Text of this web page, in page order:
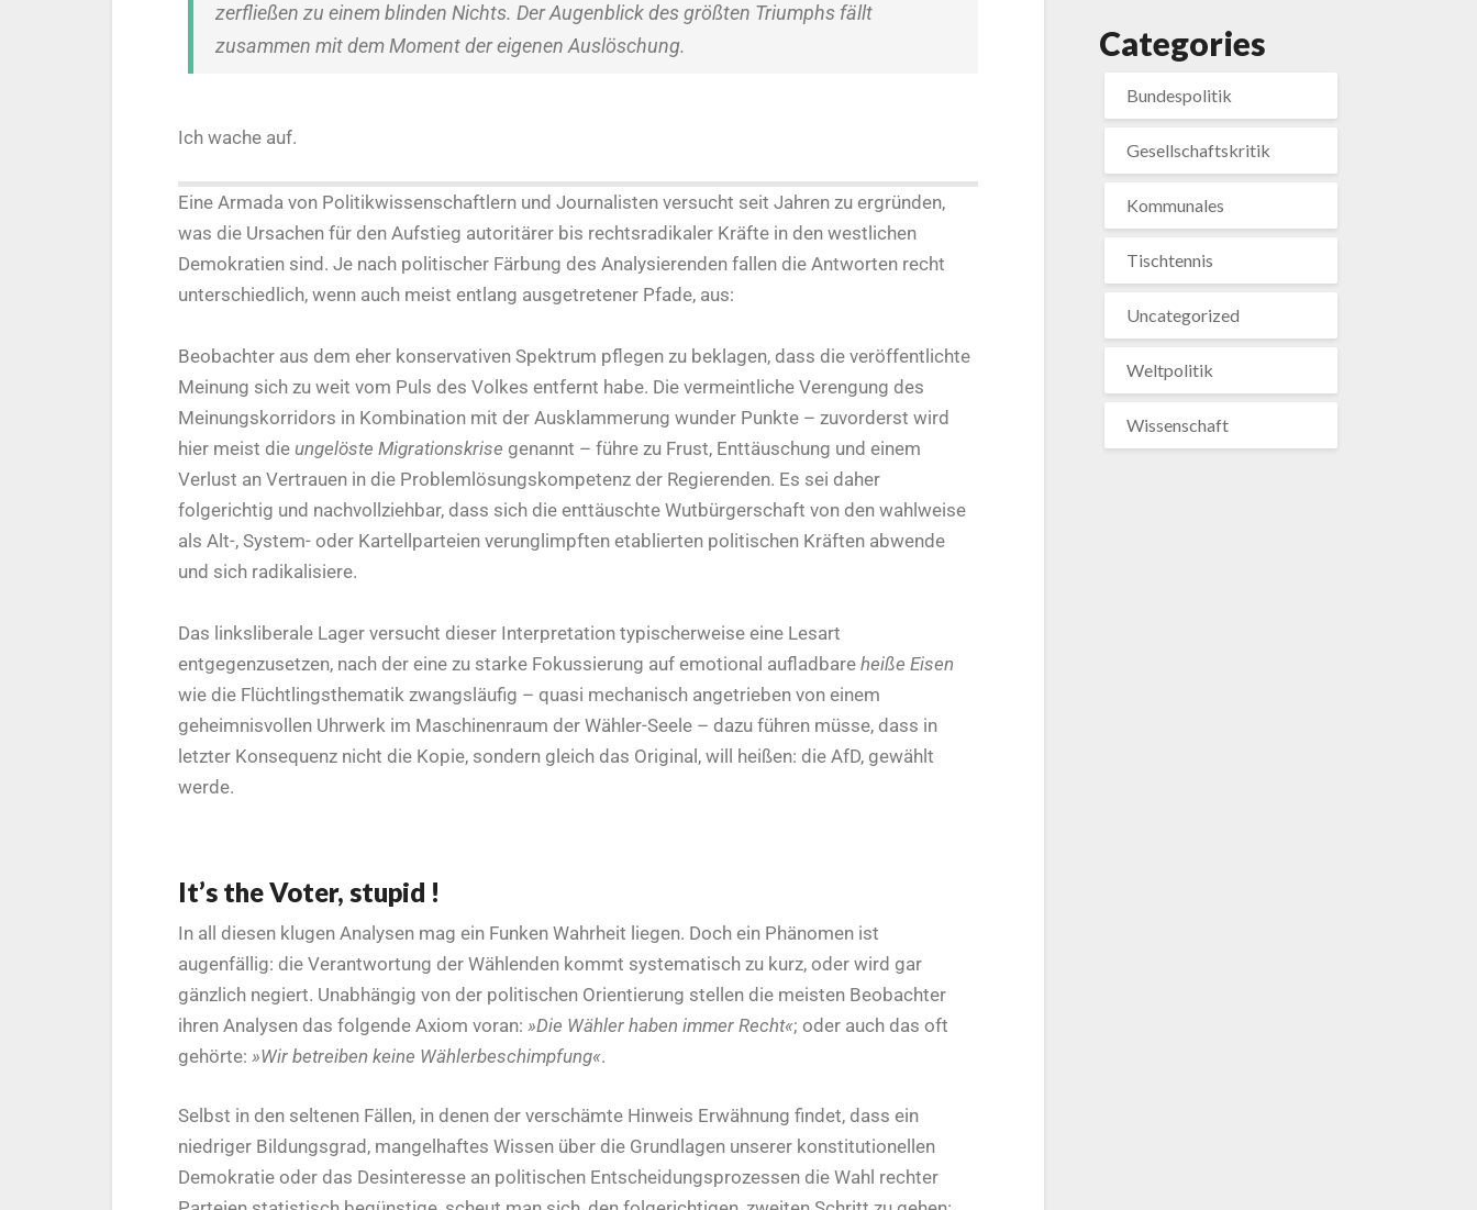
zerfließen zu einem blinden Nichts. Der Augenblick des größten Triumphs fällt
zusammen mit dem Moment der eigenen Auslöschung.
Ich wache auf.
Eine Armada von Politikwissenschaftlern und Journalisten versucht seit Jahren zu ergründen,
was die Ursachen für den Aufstieg autoritärer bis rechtsradikaler Kräfte in den westlichen
Demokratien sind. Je nach politischer Färbung des Analysierenden fallen die Antworten recht
unterschiedlich, wenn auch meist entlang ausgetretener Pfade, aus:
Beobachter aus dem eher konservativen Spektrum pflegen zu beklagen, dass die veröffentlichte
Meinung sich zu weit vom Puls des Volkes entfernt habe. Die vermeintliche Verengung des
Meinungskorridors in Kombination mit der Ausklammerung wunder Punkte – zuvorderst wird
hier meist die ungelöste Migrationskrise genannt – führe zu Frust, Enttäuschung und einem
Verlust an Vertrauen in die Problemlösungskompetenz der Regierenden. Es sei daher
folgerichtig und nachvollziehbar, dass sich die enttäuschte Wutbürgerschaft von den wahlweise
als Alt-, System- oder Kartellparteien verunglimpften etablierten politischen Kräften abwende
und sich radikalisiere.
Das linksliberale Lager versucht dieser Interpretation typischerweise eine Lesart
entgegenzusetzen, nach der eine zu starke Fokussierung auf emotional aufladbare heiße Eisen
wie die Flüchtlingsthematik zwangsläufig – quasi mechanisch angetrieben von einem
geheimnisvollen Uhrwerk im Maschinenraum der Wähler-Seele – dazu führen müsse, dass in
letzter Konsequenz nicht die Kopie, sondern gleich das Original, will heißen: die AfD, gewählt
werde.
It’s the Voter, stupid !
In all diesen klugen Analysen mag ein Funken Wahrheit liegen. Doch ein Phänomen ist
augenfällig: die Verantwortung der Wählenden kommt systematisch zu kurz, oder wird gar
gänzlich negiert. Unabhängig von der politischen Orientierung stellen die meisten Beobachter
ihren Analysen das folgende Axiom voran: »Die Wähler haben immer Recht«; oder auch das oft
gehörte: »Wir betreiben keine Wählerbeschimpfung«.
Selbst in den seltenen Fällen, in denen der verschämte Hinweis Erwähnung findet, dass ein
niedriger Bildungsgrad, mangelhaftes Wissen über die Grundlagen unserer konstitutionellen
Demokratie oder das Desinteresse an politischen Entscheidungsprozessen die Wahl rechter
Categories
Bundespolitik
Gesellschaftskritik
Kommunales
Tischtennis
Uncategorized
Weltpolitik
Wissenschaft